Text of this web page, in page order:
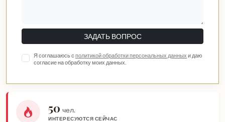
ЗАДАТЬ ВОПРОС
Я соглашаюсь с политикой обработки персональных данных и даю
согласие на обработку моих данных.
50 чел.
ИНТЕРЕСУЮТСЯ СЕЙЧАС